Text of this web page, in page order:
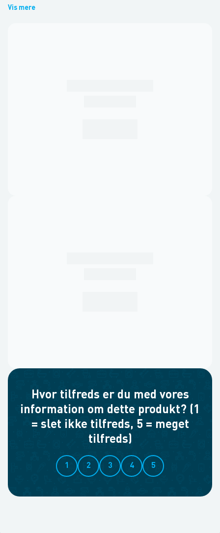
Vis mere
Hvor tilfreds er du med vores
information om dette produkt? (1
= slet ikke tilfreds, 5 = meget
tilfreds)
1 2 3 4 5